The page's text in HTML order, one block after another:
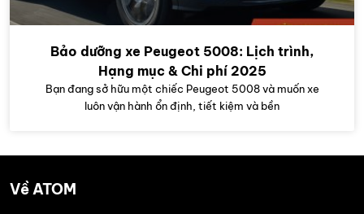
Bảo dưỡng xe Peugeot 5008: Lịch trình,
Hạng mục & Chi phí 2025
Bạn đang sở hữu một chiếc Peugeot 5008 và muốn xe
luôn vận hành ổn định, tiết kiệm và bền
Về ATOM